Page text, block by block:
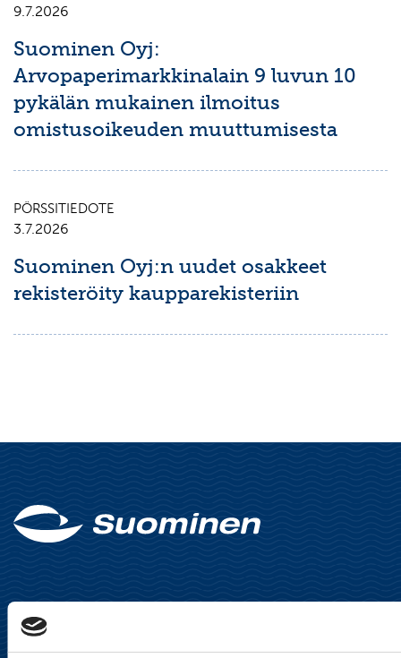
9.7.2026
Suominen Oyj:
Arvopaperimarkkinalain 9 luvun 10
pykälän mukainen ilmoitus
omistusoikeuden muuttumisesta
PÖRSSITIEDOTE
3.7.2026
Suominen Oyj:n uudet osakkeet
rekisteröity kaupparekisteriin
Suominen Oyj